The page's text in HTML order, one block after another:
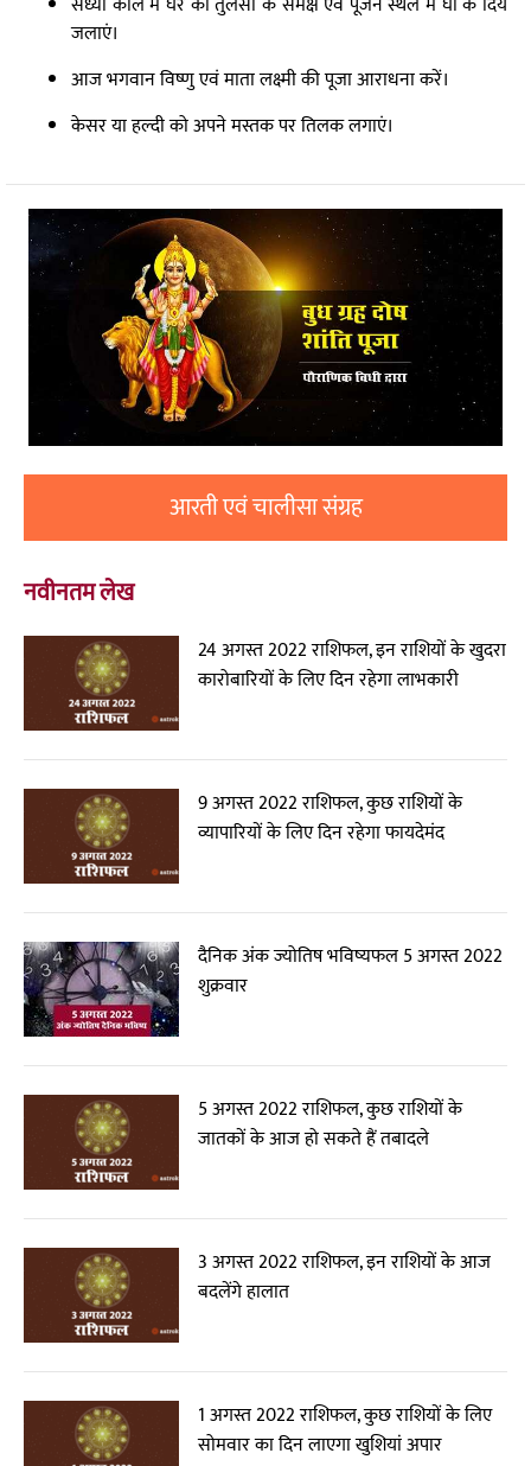
जलाएं।
आज भगवान विष्णु एवं माता लक्ष्मी की पूजा आराधना करें।
केसर या हल्दी को अपने मस्तक पर तिलक लगाएं।
आरती एवं चालीसा संग्रह
नवीनतम लेख
24 अगस्त 2022 राशिफल, इन राशियों के खुदरा
कारोबारियों के लिए दिन रहेगा लाभकारी
9 अगस्त 2022 राशिफल, कुछ राशियों के
व्यापारियों के लिए दिन रहेगा फायदेमंद
दैनिक अंक ज्योतिष भविष्यफल 5 अगस्त 2022
शुक्रवार
5 अगस्त 2022 राशिफल, कुछ राशियों के
जातकों के आज हो सकते हैं तबादले
3 अगस्त 2022 राशिफल, इन राशियों के आज
बदलेंगे हालात
1 अगस्त 2022 राशिफल, कुछ राशियों के लिए
सोमवार का दिन लाएगा खुशियां अपार